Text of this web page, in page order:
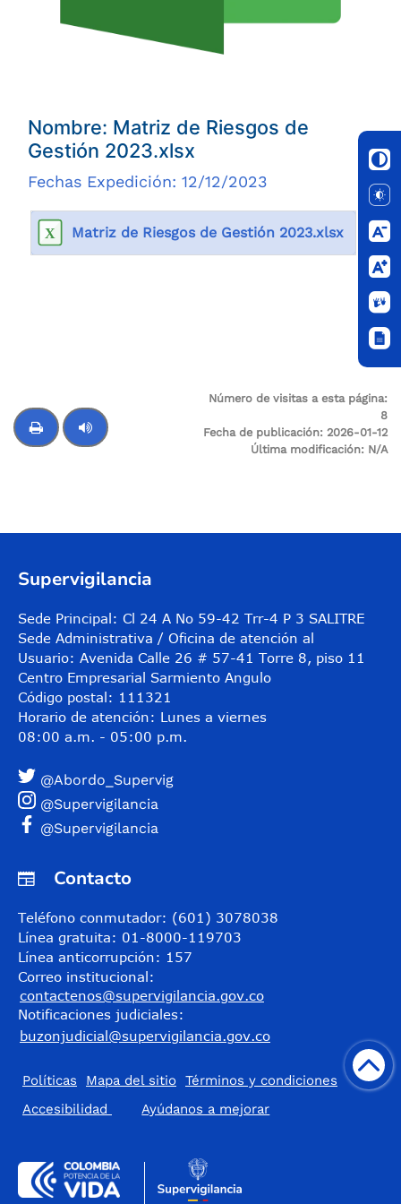
Nombre: Matriz de Riesgos de
Gestión 2023.xlsx
Fechas Expedición: 12/12/2023
Matriz de Riesgos de Gestión 2023.xlsx
Número de visitas a esta página:
8
Fecha de publicación: 2026-01-12
Última modificación: N/A
Supervigilancia
Sede Principal: Cl 24 A No 59-42 Trr-4 P 3 SALITRE
Sede Administrativa / Oficina de atención al
Usuario: Avenida Calle 26 # 57-41 Torre 8, piso 11
Centro Empresarial Sarmiento Angulo
Código postal: 111321
Horario de atención: Lunes a viernes
08:00 a.m. - 05:00 p.m.
@Abordo_Supervig
@Supervigilancia
@Supervigilancia
Contacto
Teléfono conmutador: (601) 3078038
Línea gratuita: 01-8000-119703
Línea anticorrupción: 157
Correo institucional:
contactenos@supervigilancia.gov.co
Notificaciones judiciales:
buzonjudicial@supervigilancia.gov.co
Políticas Mapa del sitio
Términos y condiciones
Accesibilidad
​Ayúdanos a mejorar